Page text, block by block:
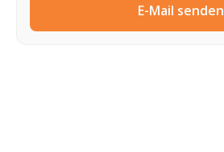
E-Mail senden